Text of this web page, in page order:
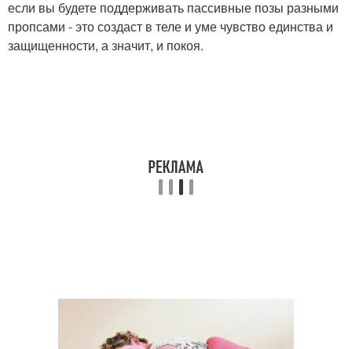
если вы будете поддерживать пассивные позы разными
пропсами - это создаст в теле и уме чувство единства и
защищенности, а значит, и покоя.